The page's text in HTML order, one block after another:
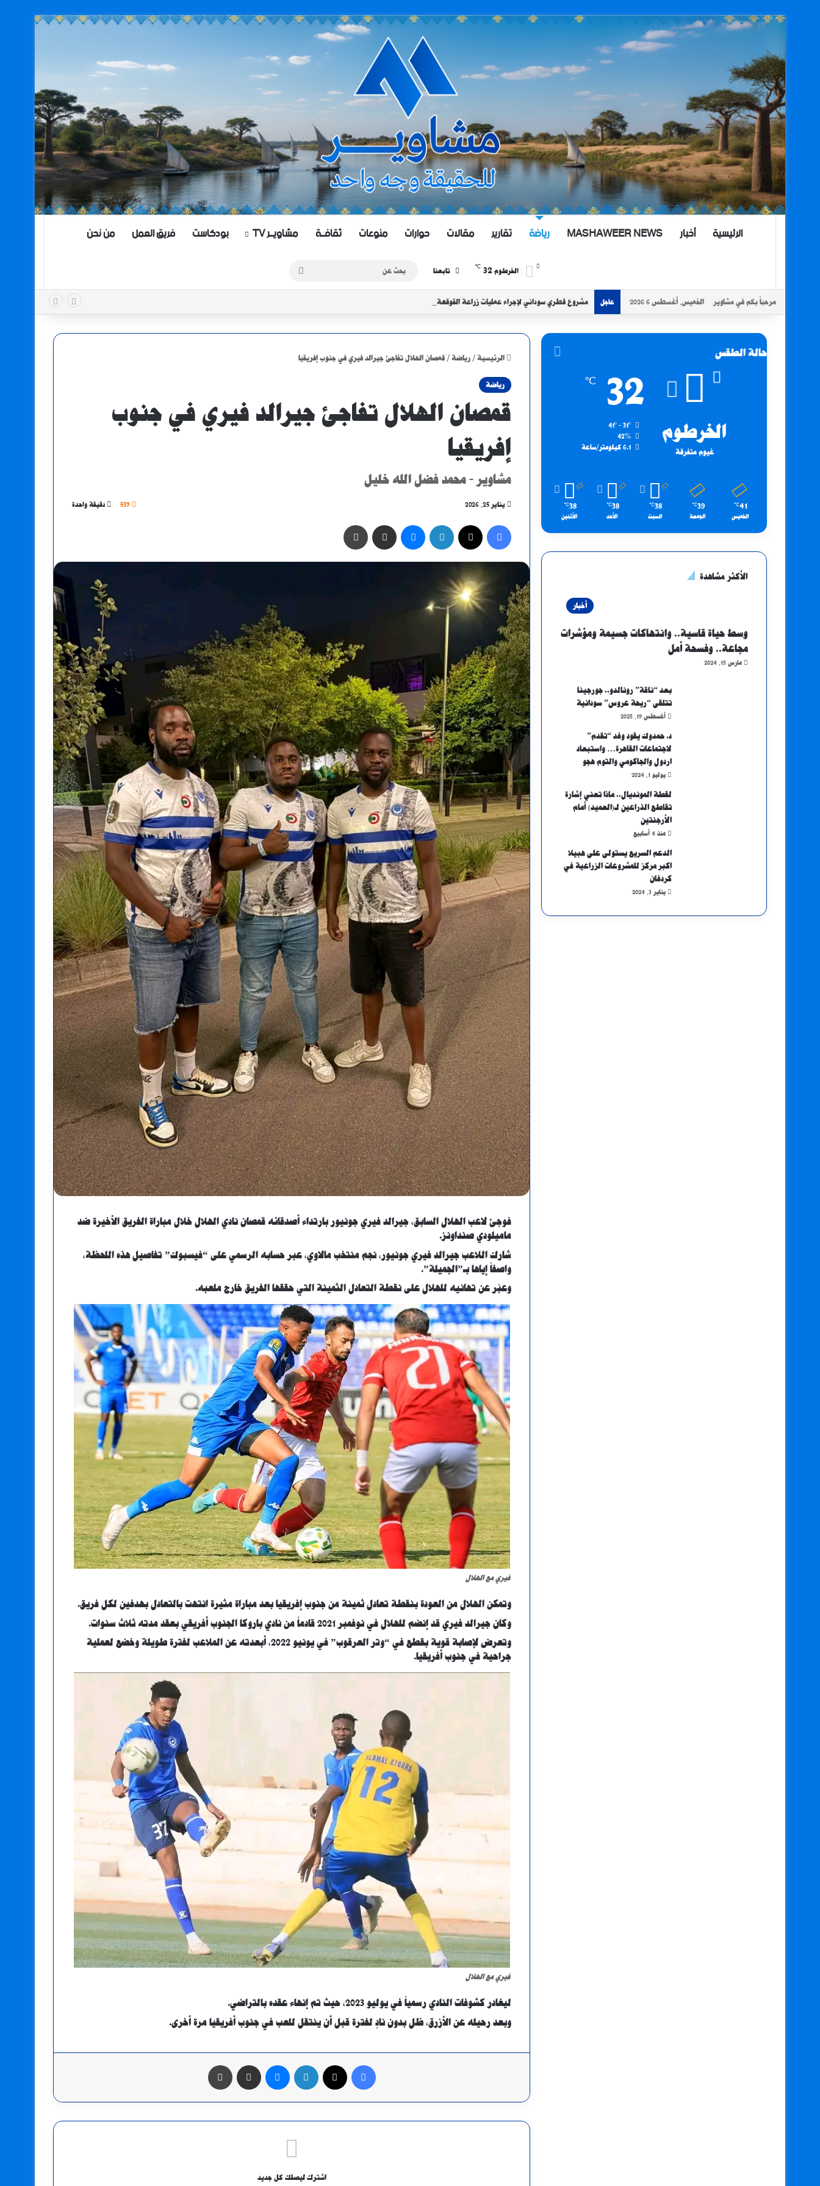
الرئيسية أخبار MASHAWEER NEWS رياضة تقارير مقالات حوارات منوعات ثقافــة مشاويــر TV بودكاست فريق العمل من نحن
الخرطوم 32
℃
تابعنا
عن
مرحباً بكم في مشاوير الخميس, أغسطس 6 2026 عاجل مشروع قطري سوداني لإجراء عمليات زراعة القوقعة للأطفال في الخرطوم
الرئيسية / رياضة / قمصان الهلال تفاجئ جيرالد فيري في جنوب إفريقيا
رياضة
قمصان الهلال تفاجئ جيرالد فيري في جنوب
إفريقيا
مشاوير - محمد فضل الله خليل
يناير 25, 2026 539 دقيقة واحدة
فيسبوك لينكدإن ماسنجر مشاركة عبر البريد
فوجئ لاعب الهلال السابق، جيرالد فيري جونيور بارتداء أصدقائه قمصان نادي الهلال خلال مباراة الفريق الأخيرة ضد
ماميلودي صنداونز.
شارك اللاعب جيرالد فيري جونيور، نجم منتخب مالاوي، عبر حسابه الرسمي على “فيسبوك” تفاصيل هذه اللحظة،
واصفاً إياها بـ”الجميلة”.
وعبّر عن تهانيه للهلال على نقطة التعادل الثمينة التي حققها الفريق خارج ملعبه.
فيري مع الهلال
وتمكن الهلال من العودة بنقطة تعادل ثمينة من جنوب إفريقيا بعد مباراة مثيرة انتهت بالتعادل بهدفين لكل فريق.
وكان جيرالد فيري قد إنضم للهلال في نوفمبر 2021 قادماً من نادي باروكا الجنوب أفريقي بعقد مدته ثلاث سنوات.
وتعرض لإصابة قوية بقطع في “وتر العرقوب” في يونيو 2022، أبعدته عن الملاعب لفترة طويلة وخضع لعملية
جراحية في جنوب أفريقيا.
فيري مع الهلال
ليغادر كشوفات النادي رسمياً في يوليو 2023، حيث تم إنهاء عقده بالتراضي.
وبعد رحيله عن الأزرق، ظل بدون نادٍ لفترة قبل أن ينتقل للعب في جنوب أفريقيا مرة أخرى.
فيسبوك لينكدإن ماسنجر مشاركة عبر البريد
اشترك ليصلك كل جديد
حالة الطقس
الخرطوم
غيوم متفرقة
32
℃
42%
6.1 كيلومتر/ساعة
41
℃
الخميس
39
℃
الجمعة
38
℃
السبت
38
℃
الأحد
38
℃
الأثنين
الأكثر مشاهدة
أخبار
وسط حياة قاسية.. وانتهاكات جسيمة ومؤشرات
مجاعة.. وفسحة أمل
مارس 15, 2024
بعد “ناقة” رونالدو.. جورجينا
تتلقى “ريحة عروس” سودانية
أغسطس 19, 2025
د. حمدوك يقود وفد “تقدم”
لاجتماعات القاهرة… واستبعاد
اردول والجاكومي والتوم هجو
يوليو 1, 2024
لقطة المونديال.. ماذا تعني إشارة
تقاطع الذراعين لـ(العميد) أمام
الأرجنتين
منذ 4 أسابيع
الدعم السريع يستولى على هبيلا
اكبر مركز للمشروعات الزراعية في
كردفان
يناير 3, 2024